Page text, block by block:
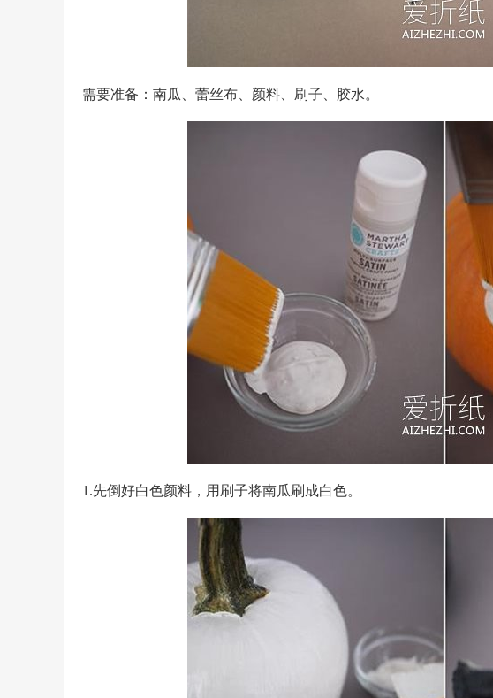
需要准备：南瓜、蕾丝布、颜料、刷子、胶水。
1.先倒好白色颜料，用刷子将南瓜刷成白色。